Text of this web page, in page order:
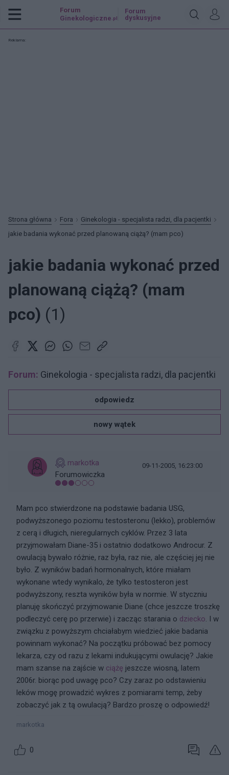
Forum
Ginekologiczne .pl
Forum
dyskusyjne
Reklama:
Strona główna Fora
Ginekologia - specjalista radzi, dla pacjentki
jakie badania wykonać przed planowaną ciążą? (mam pco)
jakie badania wykonać przed
planowaną ciążą? (mam
pco) (1)
Forum: Ginekologia - specjalista radzi, dla pacjentki
odpowiedz
nowy wątek
markotka
Forumowiczka
09-11-2005, 16:23:00
Mam pco stwierdzone na podstawie badania USG,
podwyższonego poziomu testosteronu (lekko), problemów
z cerą i długich, nieregularnych cyklów. Przez 3 lata
przyjmowałam Diane-35 i ostatnio dodatkowo Androcur. Z
owulacją bywało różnie, raz była, raz nie, ale częściej jej nie
było. Z wyników badań hormonalnych, które miałam
wykonane wtedy wynikalo, że tylko testosteron jest
podwyższony, reszta wyników była w normie. W styczniu
planuję skończyć przyjmowanie Diane (chce jeszcze troszkę
podleczyć cerę po przerwie) i zacząc starania o dziecko. I w
związku z powyższym chciałabym wiedzieć jakie badania
powinnam wykonać? Na początku próbować bez pomocy
lekarza, czy od razu z lekami indukującymi owulację? Jakie
mam szanse na zajście w ciążę jeszcze wiosną, latem
2006r. biorąc pod uwagę pco? Czy zaraz po odstawieniu
leków mogę prowadzić wykres z pomiarami temp, żeby
zobaczyć jak z tą owulacją? Bardzo proszę o odpowiedź!
markotka
0